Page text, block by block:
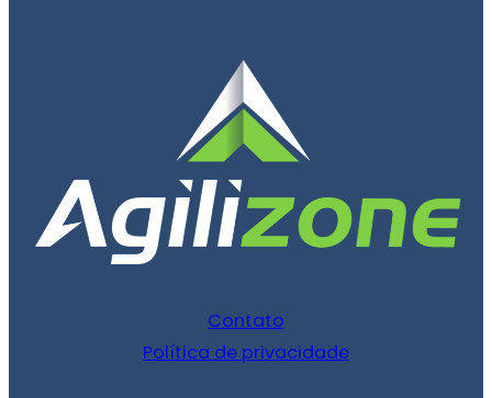
Contato
Política de privacidade